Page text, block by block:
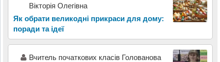
Вікторія Олегівна
Як обрати великодні прикраси для дому:
поради та ідеї
Вчитель початкових класів Голованова